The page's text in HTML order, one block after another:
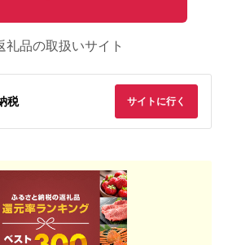
礼品の取扱いサイト
税 サイトに行く